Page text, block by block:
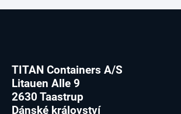
TITAN Containers A/S
Litauen Alle 9
2630 Taastrup
Dánské království